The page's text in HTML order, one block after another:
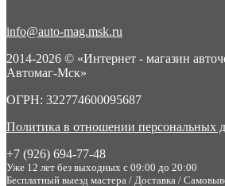
info@auto-mag.msk.ru
2014-2026 © «Интернет - магазин
Автомаг-Мск»
ОГРН: 322774600095687
Политика в отношении персональных
+7 (926) 694-77-48
Уже 12 лет без выходных с 09:00 до 20:00
Бесплатный выезд мастера / Доставка /